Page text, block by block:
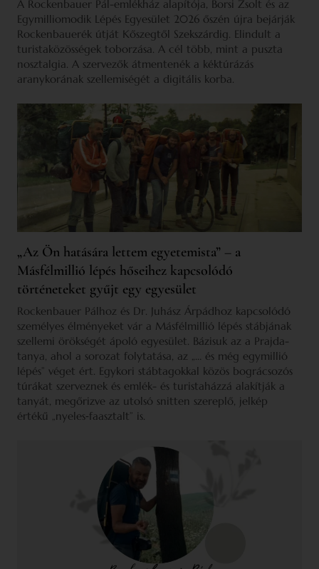
A Rockenbauer Pál-emlékház alapítója, Borsi Zsolt és az
Egymilliomodik Lépés Egyesület 2026 őszén újra bejárják
Rockenbauerék útját Kőszegtől Szekszárdig. Elindult a
turistaközösségek toborzása. A cél több, mint a puszta
nosztalgia. A szervezők átmentenék a kéktúrázás
aranykorának szellemiségét a digitális korba.
„Az Ön hatására lettem egyetemista” – a
Másfélmillió lépés hőseihez kapcsolódó
történeteket gyűjt egy egyesület
Rockenbauer Pálhoz és Dr. Juhász Árpádhoz kapcsolódó
személyes élményeket vár a Másfélmillió lépés stábjának
szellemi örökségét ápoló egyesület. Bázisuk az a Prajda-
tanya, ahol a sorozat folytatása, az „… és még egymillió
lépés” véget ért. Egykori stábtagokkal közös bográcsozós
túrákat szerveznek és emlék- és turistaházzá alakítják a
tanyát, megőrizve az utolsó snitten szereplő, jelkép
értékű „nyeles‑faasztalt” is.